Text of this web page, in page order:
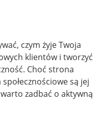
czym żyje Twoja
klientów i tworzyć
Choć strona
są jej
zadbać o aktywną